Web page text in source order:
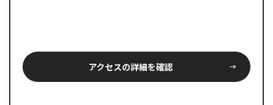
アクセスの詳細を確認